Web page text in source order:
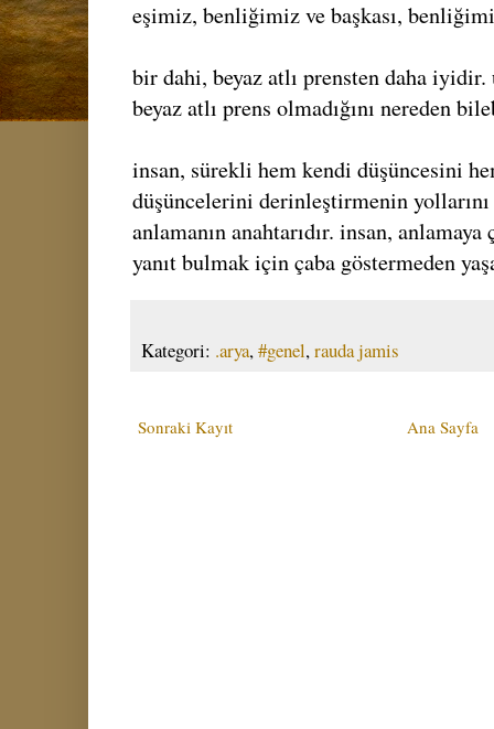
eşimiz, benliğimiz ve başkası,
bir dahi, beyaz atlı prensten daha
beyaz atlı prens olmadığını nereden
insan, sürekli hem kendi düşüncesini
düşüncelerini derinleştirmenin yollarını
anlamanın anahtarıdır. insan,
yanıt bulmak için çaba göstermeden
Kategori: .arya,#genel,rauda jamis
Sonraki Kayıt Ana Sayfa